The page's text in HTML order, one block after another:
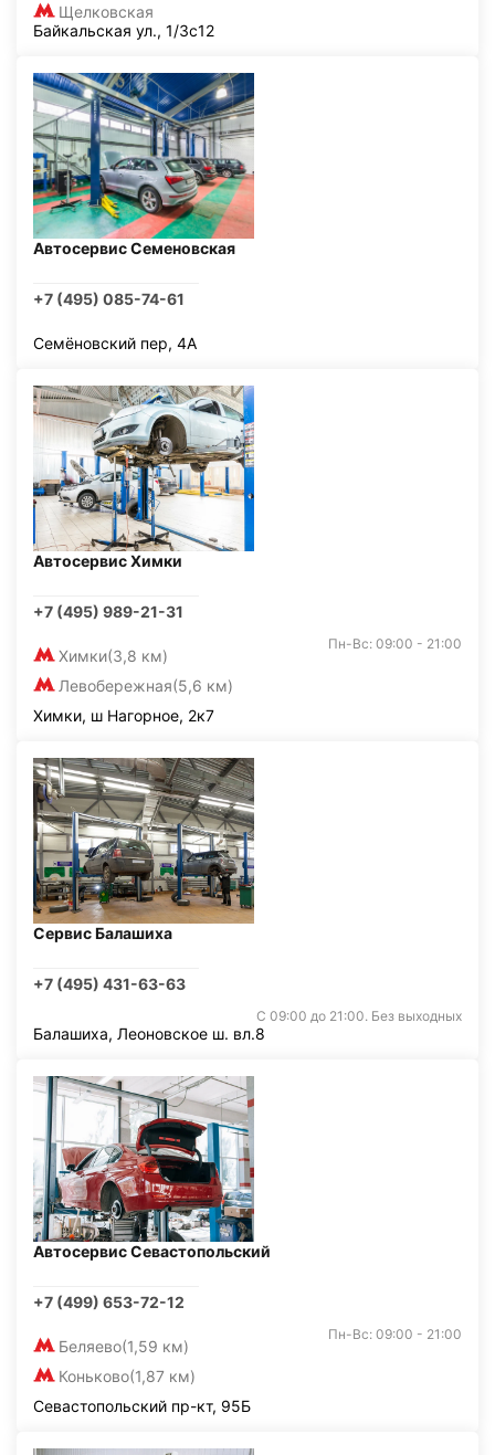
Щелковская
Байкальская ул., 1/3с12
Автосервис Семеновская
+7 (495) 085-74-61
Семёновский пер, 4А
Автосервис Химки
+7 (495) 989-21-31
Химки(3,8 км)
Левобережная(5,6 км)
Пн-Вс: 09:00 - 21:00
Химки, ш Нагорное, 2к7
Сервис Балашиха
+7 (495) 431-63-63
С 09:00 до 21:00. Без выходных
Балашиха, Леоновское ш. вл.8
Автосервис Севастопольский
+7 (499) 653-72-12
Беляево(1,59 км)
Коньково(1,87 км)
Пн-Вс: 09:00 - 21:00
Севастопольский пр-кт, 95Б